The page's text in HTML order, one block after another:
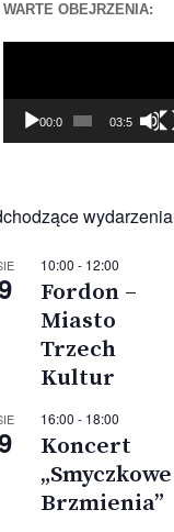
WARTE OBEJRZENIA:
00:00 03:56
wydarzenia
10:00 - 12:00
Fordon –
Miasto
Trzech
Kultur
16:00 - 18:00
Koncert
„Smyczkowe
Brzmienia”